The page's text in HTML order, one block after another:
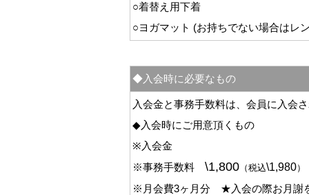
○着替え用下着
○ヨガマット (お持ちでない場合はレ
◆入会時に必要なもの
入会金と事務手数料は、会員に入会
◆入会時にご用意頂くもの
※入会金
※事務手数料 \1,800 （税込\1,980）
※月会費3ヶ月分
★入会の際お月謝